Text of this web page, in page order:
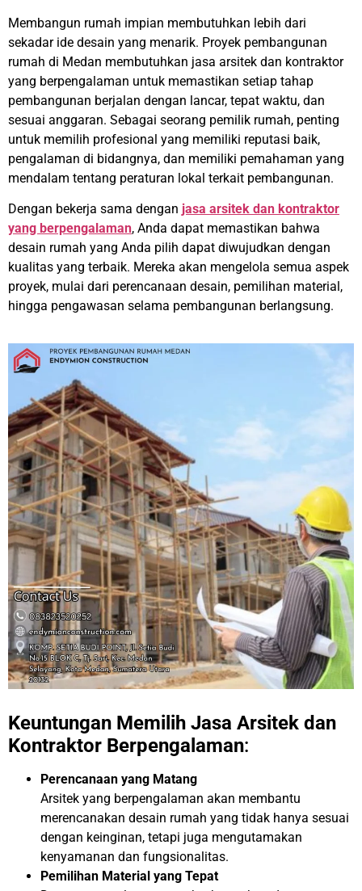
Membangun rumah impian membutuhkan lebih dari
sekadar ide desain yang menarik. Proyek pembangunan
rumah di Medan membutuhkan jasa arsitek dan kontraktor
yang berpengalaman untuk memastikan setiap tahap
pembangunan berjalan dengan lancar, tepat waktu, dan
sesuai anggaran. Sebagai seorang pemilik rumah, penting
untuk memilih profesional yang memiliki reputasi baik,
pengalaman di bidangnya, dan memiliki pemahaman yang
mendalam tentang peraturan lokal terkait pembangunan.
Dengan bekerja sama dengan jasa arsitek dan kontraktor
yang berpengalaman, Anda dapat memastikan bahwa
desain rumah yang Anda pilih dapat diwujudkan dengan
kualitas yang terbaik. Mereka akan mengelola semua aspek
proyek, mulai dari perencanaan desain, pemilihan material,
hingga pengawasan selama pembangunan berlangsung.
Keuntungan Memilih Jasa Arsitek dan
Kontraktor Berpengalaman:
Perencanaan yang Matang
Arsitek yang berpengalaman akan membantu
merencanakan desain rumah yang tidak hanya sesuai
dengan keinginan, tetapi juga mengutamakan
kenyamanan dan fungsionalitas.
Pemilihan Material yang Tepat